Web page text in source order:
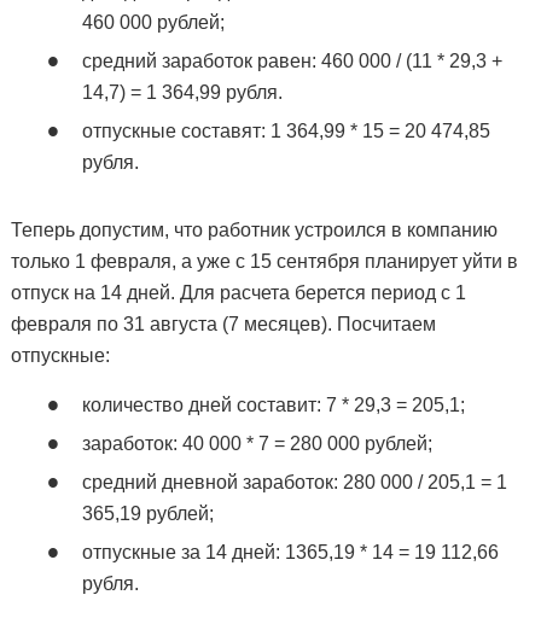
460 000 рублей;
средний заработок равен: 460 000 / (11 * 29,3 +
14,7) = 1 364,99 рубля.
отпускные составят: 1 364,99 * 15 = 20 474,85
рубля.
Теперь допустим, что работник устроился в компанию
только 1 февраля, а уже с 15 сентября планирует уйти в
отпуск на 14 дней. Для расчета берется период с 1
февраля по 31 августа (7 месяцев). Посчитаем
отпускные:
количество дней составит: 7 * 29,3 = 205,1;
заработок: 40 000 * 7 = 280 000 рублей;
средний дневной заработок: 280 000 / 205,1 = 1
365,19 рублей;
отпускные за 14 дней: 1365,19 * 14 = 19 112,66
рубля.